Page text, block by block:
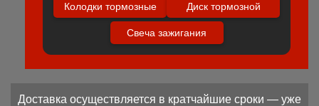
Колодки тормозные Диск тормозной
Свеча зажигания
Доставка осуществляется в кратчайшие сроки — уже